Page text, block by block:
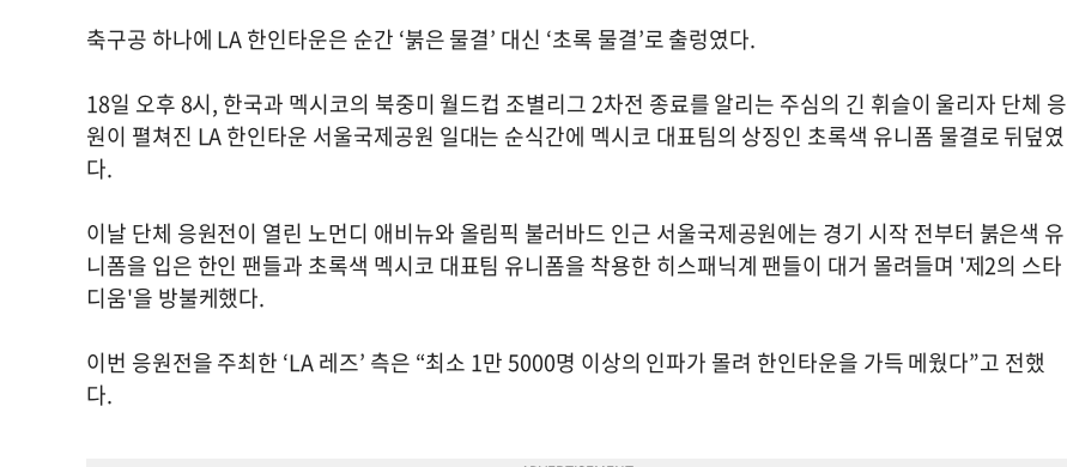
축구공 하나에 LA 한인타운은 순간 ‘붉은 물결’ 대신 ‘초록 물결’로 출렁였다.
18일 오후 8시, 한국과 멕시코의 북중미 월드컵 조별리그 2차전 종료를 알리는 주심의 긴 휘슬이 울리자 단체 응
원이 펼쳐진 LA 한인타운 서울국제공원 일대는 순식간에 멕시코 대표팀의 상징인 초록색 유니폼 물결로 뒤덮였
다.
이날 단체 응원전이 열린 노먼디 애비뉴와 올림픽 불러바드 인근 서울국제공원에는 경기 시작 전부터 붉은색 유
니폼을 입은 한인 팬들과 초록색 멕시코 대표팀 유니폼을 착용한 히스패닉계 팬들이 대거 몰려들며 '제2의 스타
디움'을 방불케했다.
이번 응원전을 주최한 ‘LA 레즈’ 측은 “최소 1만 5000명 이상의 인파가 몰려 한인타운을 가득 메웠다”고 전했
다.